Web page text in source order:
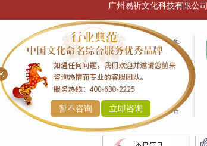
广州易祈文化科技有限公司
暂不咨询 立即咨询
个名服务
改名服务
企业命名